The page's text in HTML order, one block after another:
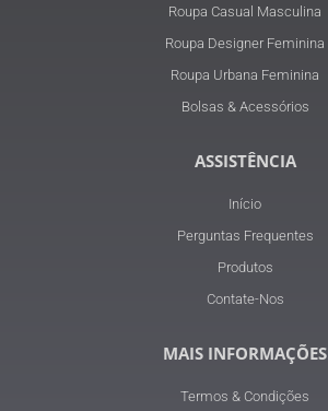
Roupa Casual Masculina
Roupa Designer Feminina
Roupa Urbana Feminina
Bolsas & Acessórios
ASSISTÊNCIA
Início
Perguntas Frequentes
Produtos
Contate-Nos
MAIS INFORMAÇÕES
Termos & Condições